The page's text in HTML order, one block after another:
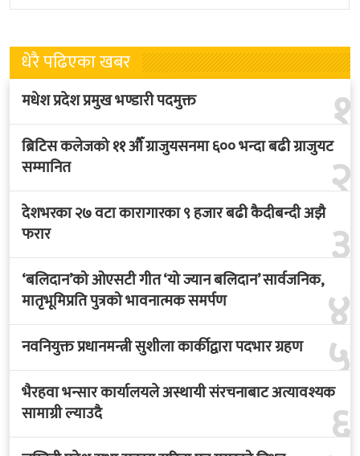
धेरै पढिएका खबर
१
मधेश प्रदेश प्रमुख भण्डारी पदमुक्त
२
ब्रिटिस कलेजको ११ औँ ग्राजुयसनमा ६०० भन्दा बढी ग्राजुयट
सम्मानित
३
देशभरका २७ वटा कारागारका ९ हजार बढी कैदीबन्दी अझै
४
‘बलिदान’को ओएसटी गीत ‘यो ज्यान बलिदान’ सार्वजनिक,
५
नवनियुक्त प्रधानमन्त्री सुशीला कार्कीद्वारा पदभार ग्रहण
६
भैरहवा भन्सार कार्यालयले अस्थायी संरचनाबाट अत्यावश्यक
सामाग्री ल्याउदै
७
लुम्बिनी प्रदेश सभा सदस्य सरिता पुन मगरको निधन